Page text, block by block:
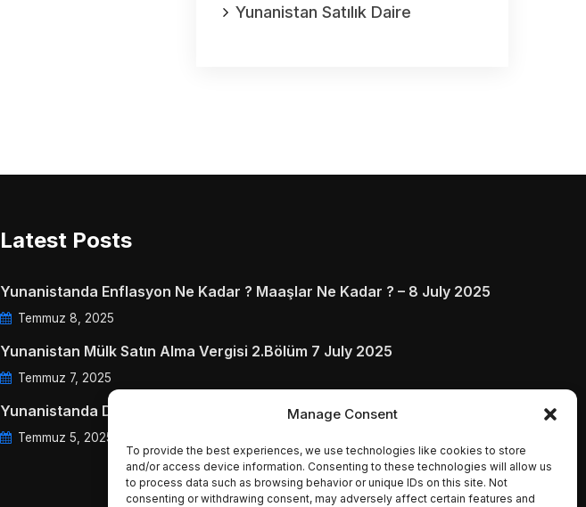
Manage Consent
To provide the best experiences, we use technologies like cookies to store
and/or access device information. Consenting to these technologies will allow us
to process data such as browsing behavior or unique IDs on this site. Not
consenting or withdrawing consent, may adversely affect certain features and
Yunanistan Satılık Daire
Latest Posts
Yunanistanda Enflasyon Ne Kadar ? Maaşlar Ne Kadar ? – 8 July 2025
Temmuz 8, 2025
Yunanistan Mülk Satın Alma Vergisi 2.Bölüm 7 July 2025
Temmuz 7, 2025
Yunanistanda Daire Aidatları ve Ödenmezse Ne Olur 5 July 2025
Temmuz 5, 2025